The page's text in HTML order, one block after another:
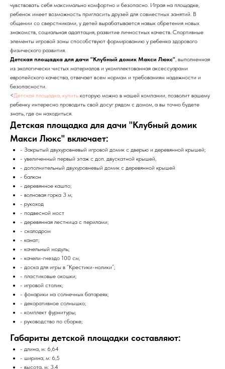
чувствовать себя максимально комфортно и безопасно. Играя на площадке,
ребенок имеет возможность пригласить друзей для совместных занятий. В
общении со сверстниками, у детей вырабатывается навык обретения новых
знакомств, социальная адаптация, развитие личностных качеств. Спортивные
элементы игровой зоны способствуют формированию у ребенка здорового
физического развития.
Детская площадка для дачи "Клубный домик Макси Люкс", выполненная
из экологически чистых материалов и укомплектованная аксессуарами
европейского качества, отвечает всем нормам и требованиям надежности и
безопасности.
<Детская площадка, купить которую можно в нашей компании, позволит вашему
ребенку интересно проводить свой досуг рядом с домом, а вы точно будете
знать, где он находиться.
Детская площадка для дачи "Клубный домик
Макси Люкс" включает:
- Закрытый двухуровневый игровой домик с дверью и деревянной крышей;
- увеличенный первый этаж с доп. двускатной крышей,
- дополнительный двухуровневый домик с деревянной крышей
- балкон
- деревянное кашпо;
- волновая горка 3 м;
- рукоход
- подвесной мост
- деревянная лестница с перилами;
- скалодром
- канат;
- качельный модуль;
- качели-гнездо 100 см;
- доска для игры в “Крестики-нолики”;
- пластиковые окошки;
- игровой столик;
- фонарики на солнечных батареях;
- декоративное солнышко;
- комплект фурнитуры;
- руководство по сборке;
Габариты детской площадки составляют:
- длина, м: 6,64
- ширина, м: 6,5
- высота, м: 3,4